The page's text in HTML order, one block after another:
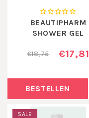
BEAUTIPHARM
SHOWER GEL
€18,75 €17,81
BESTELLEN
SALE